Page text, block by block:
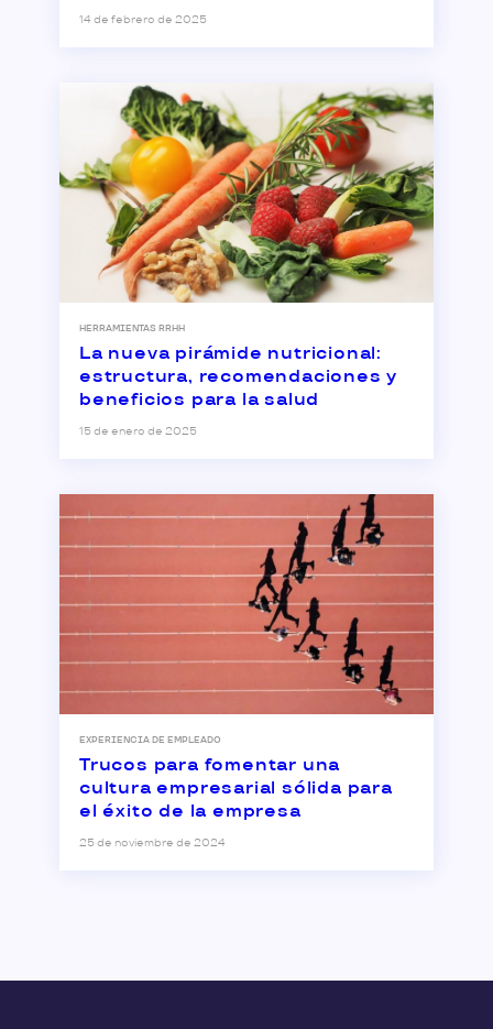
empresariales
14 de febrero de 2025
HERRAMIENTAS RRHH
La nueva pirámide nutricional:
estructura, recomendaciones y
beneficios para la salud
15 de enero de 2025
EXPERIENCIA DE EMPLEADO
Trucos para fomentar una
cultura empresarial sólida para
el éxito de la empresa
25 de noviembre de 2024